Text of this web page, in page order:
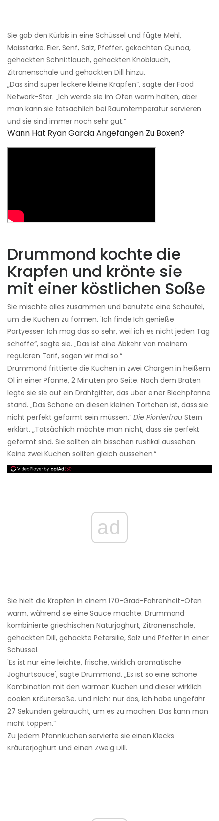
Sie gab den Kürbis in eine Schüssel und fügte Mehl,
Maisstärke, Eier, Senf, Salz, Pfeffer, gekochten Quinoa,
gehackten Schnittlauch, gehackten Knoblauch,
Zitronenschale und gehackten Dill hinzu.
„Das sind super leckere kleine Krapfen“, sagte der Food
Network-Star. „Ich werde sie im Ofen warm halten, aber
man kann sie tatsächlich bei Raumtemperatur servieren
und sie sind immer noch sehr gut.“
Wann Hat Ryan Garcia Angefangen Zu Boxen?
Drummond kochte die
Krapfen und krönte sie
mit einer köstlichen Soße
Sie mischte alles zusammen und benutzte eine Schaufel,
um die Kuchen zu formen. 'Ich finde Ich genieße
Partyessen Ich mag das so sehr, weil ich es nicht jeden Tag
schaffe“, sagte sie. „Das ist eine Abkehr von meinem
regulären Tarif, sagen wir mal so.“
Drummond frittierte die Kuchen in zwei Chargen in heißem
Öl in einer Pfanne, 2 Minuten pro Seite. Nach dem Braten
legte sie sie auf ein Drahtgitter, das über einer Blechpfanne
stand. „Das Schöne an diesen kleinen Törtchen ist, dass sie
nicht perfekt geformt sein müssen.“ Die Pionierfrau Stern
erklärt. „Tatsächlich möchte man nicht, dass sie perfekt
geformt sind. Sie sollten ein bisschen rustikal aussehen.
Keine zwei Kuchen sollten gleich aussehen.“
ad
Sie hielt die Krapfen in einem 170-Grad-Fahrenheit-Ofen
warm, während sie eine Sauce machte. Drummond
kombinierte griechischen Naturjoghurt, Zitronenschale,
gehackten Dill, gehackte Petersilie, Salz und Pfeffer in einer
Schüssel.
'Es ist nur eine leichte, frische, wirklich aromatische
Joghurtsauce', sagte Drummond. „Es ist so eine schöne
Kombination mit den warmen Kuchen und dieser wirklich
coolen Kräutersoße. Und nicht nur das, ich habe ungefähr
27 Sekunden gebraucht, um es zu machen. Das kann man
nicht toppen.“
Zu jedem Pfannkuchen servierte sie einen Klecks
Kräuterjoghurt und einen Zweig Dill.